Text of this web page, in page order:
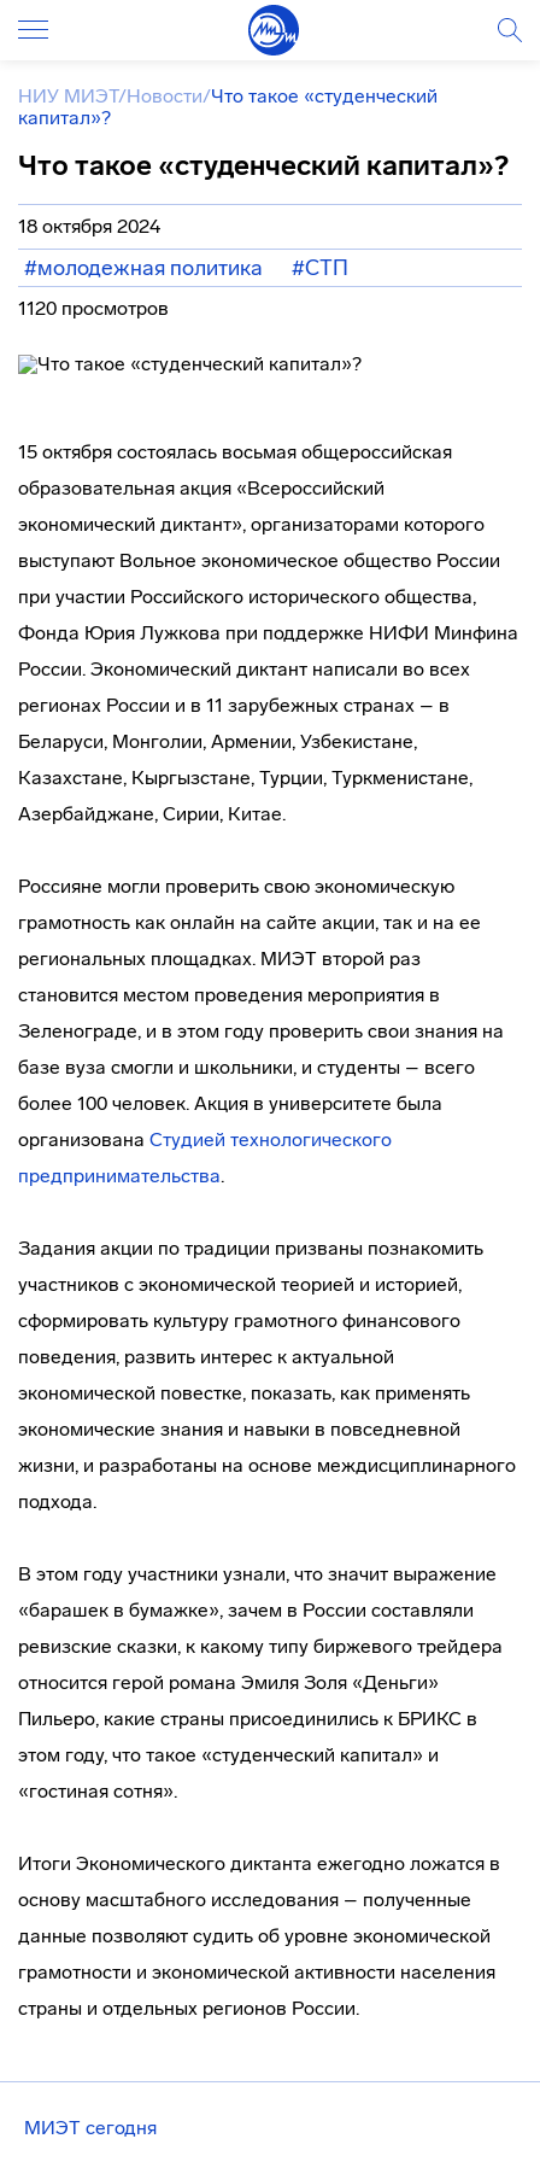
НИУ МИЭТ/Новости/Что такое «студенческий
капитал»?
Что такое «студенческий капитал»?
18 октября 2024
#молодежная политика #СТП
1120 просмотров
15 октября состоялась восьмая общероссийская
образовательная акция «Всероссийский
экономический диктант», организаторами которого
выступают Вольное экономическое общество России
при участии Российского исторического общества,
Фонда Юрия Лужкова при поддержке НИФИ Минфина
России. Экономический диктант написали во всех
регионах России и в 11 зарубежных странах – в
Беларуси, Монголии, Армении, Узбекистане,
Казахстане, Кыргызстане, Турции, Туркменистане,
Азербайджане, Сирии, Китае.
Россияне могли проверить свою экономическую
грамотность как онлайн на сайте акции, так и на ее
региональных площадках. МИЭТ второй раз
становится местом проведения мероприятия в
Зеленограде, и в этом году проверить свои знания на
базе вуза смогли и школьники, и студенты – всего
более 100 человек. Акция в университете была
организована Студией технологического
предпринимательства.
Задания акции по традиции призваны познакомить
участников с экономической теорией и историей,
сформировать культуру грамотного финансового
поведения, развить интерес к актуальной
экономической повестке, показать, как применять
экономические знания и навыки в повседневной
жизни, и разработаны на основе междисциплинарного
подхода.
В этом году участники узнали, что значит выражение
«барашек в бумажке», зачем в России составляли
ревизские сказки, к какому типу биржевого трейдера
относится герой романа Эмиля Золя «Деньги»
Пильеро, какие страны присоединились к БРИКС в
этом году, что такое «студенческий капитал» и
«гостиная сотня».
Итоги Экономического диктанта ежегодно ложатся в
основу масштабного исследования – полученные
данные позволяют судить об уровне экономической
грамотности и экономической активности населения
страны и отдельных регионов России.
МИЭТ сегодня